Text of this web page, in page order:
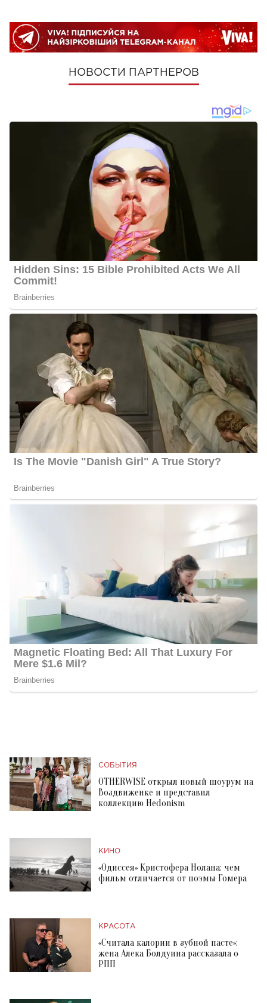
НОВОСТИ ПАРТНЕРОВ
СОБЫТИЯ
OTHERWISE открыл новый шоурум на
Воздвиженке и представил
коллекцию Hedonism
КИНО
«Одиссея» Кристофера Нолана: чем
фильм отличается от поэмы Гомера
КРАСОТА
«Считала калории в зубной пасте»:
жена Алека Болдуина рассказала о
РПП